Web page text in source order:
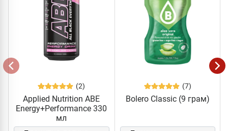
(2)
Applied Nutrition ABE
Energy+Performance 330
мл
(7)
Bolero Classic (9 грам)